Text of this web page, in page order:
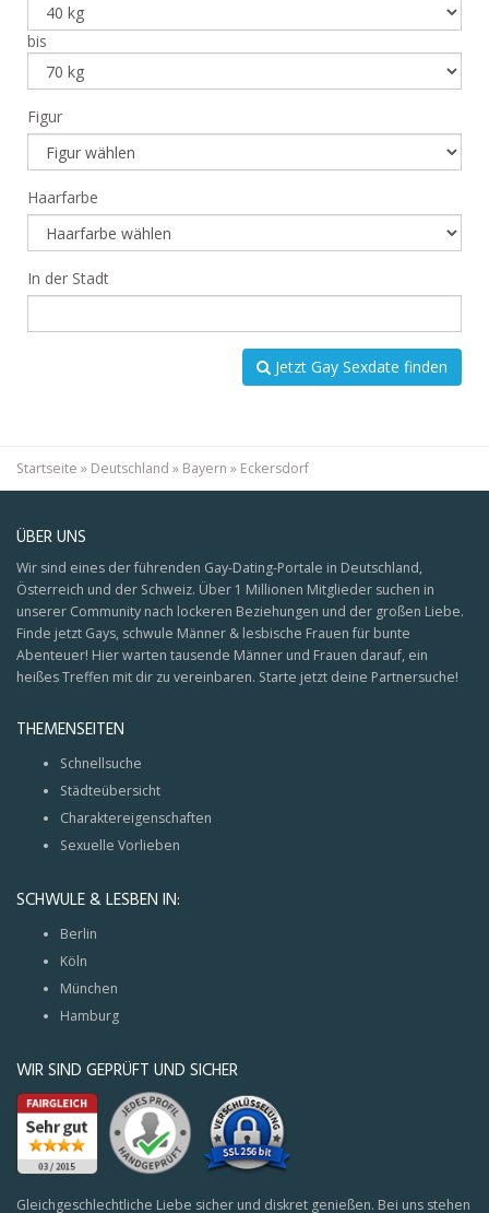
bis
Figur
Haarfarbe
In der Stadt
Jetzt Gay Sexdate finden
Startseite » Deutschland » Bayern » Eckersdorf
ÜBER UNS
Wir sind eines der führenden Gay-Dating-Portale in Deutschland,
Österreich und der Schweiz. Über 1 Millionen Mitglieder suchen in
unserer Community nach lockeren Beziehungen und der großen Liebe.
Finde jetzt Gays, schwule Männer & lesbische Frauen für bunte
Abenteuer! Hier warten tausende Männer und Frauen darauf, ein
heißes Treffen mit dir zu vereinbaren. Starte jetzt deine Partnersuche!
THEMENSEITEN
Schnellsuche
Städteübersicht
Charaktereigenschaften
Sexuelle Vorlieben
SCHWULE & LESBEN IN:
Berlin
Köln
München
Hamburg
WIR SIND GEPRÜFT UND SICHER
Gleichgeschlechtliche Liebe sicher und diskret genießen. Bei uns stehen